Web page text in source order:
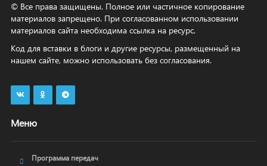
© Все права защищены. Полное или частичное копирование
материалов запрещено. При согласованном использовании
материалов сайта необходима ссылка на ресурс.
Код для вставки в блоги и другие ресурсы, размещенный на
нашем сайте, можно использовать без согласования.
Меню
Программа передач